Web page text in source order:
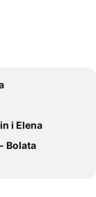
i Elena
Bolata